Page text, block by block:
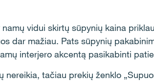
vidui skirtų sūpynių kaina
dar mažiau. Pats sūpynių
interjero akcentą pasikabinti
tačiau prekių ženklo